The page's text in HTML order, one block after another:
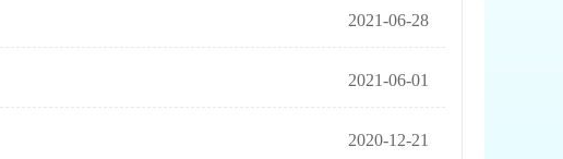
2021-06-28
2021-06-01
2020-12-21